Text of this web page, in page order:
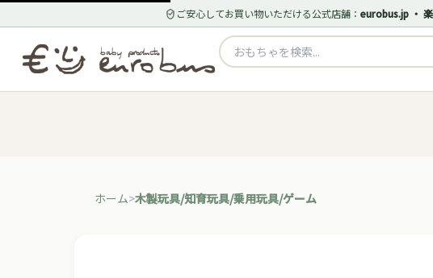
ご安心してお買い物いただける公式店舗： eurobus.jp ・
ホーム 木製玩具/知育玩具/乗用玩具/ゲーム